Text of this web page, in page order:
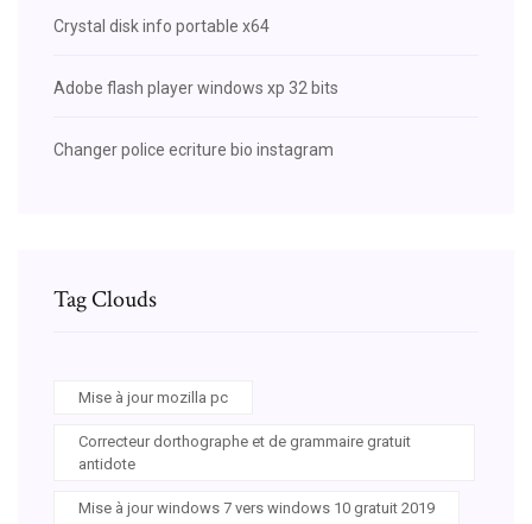
Crystal disk info portable x64
Adobe flash player windows xp 32 bits
Changer police ecriture bio instagram
Tag Clouds
Mise à jour mozilla pc
Correcteur dorthographe et de grammaire gratuit
antidote
Mise à jour windows 7 vers windows 10 gratuit 2019